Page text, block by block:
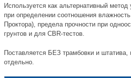
Используется как альтернативный метод
при определении соотношения
Проктора), предела прочности при
грунтов и для CBR-тестов.
Поставляется БЕЗ трамбовки и штатива,
отдельно.